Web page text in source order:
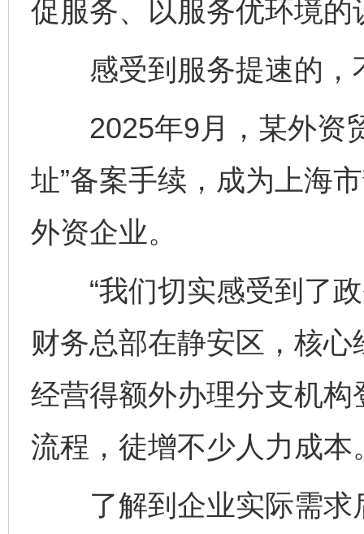
促服务、以服务优环境的
感受到服务提速的，
2025年9月，某外资贸
址”备案手续，成为上海
外资企业。
“我们切实感受到了政
财务总部在静安区，核
经营得额外办理分支机
流程，徒增不少人力成本
了解到企业实际需求